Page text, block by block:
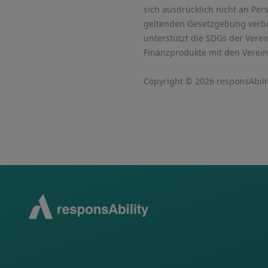
sich ausdrücklich nicht an
geltenden Gesetzgebung
unterstützt die SDGs der
Finanzprodukte mit den
Copyright © 2026